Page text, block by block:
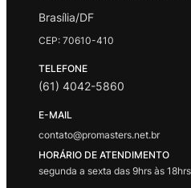
Brasília/DF
CEP: 70610-410
TELEFONE
(61) 4042-5860
E-MAIL
contato@promasters.net.br
HORÁRIO DE ATENDIMENTO
segunda a sexta das 9hrs às